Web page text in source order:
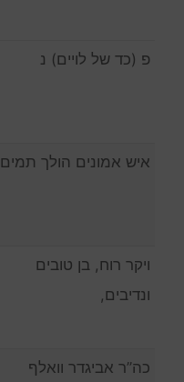
פ (כד של לויים) נ
איש אמונים הולך תמים
ויקר רוח, בן טובים
ונדיבים,
כה”ר אביגדר וואלף